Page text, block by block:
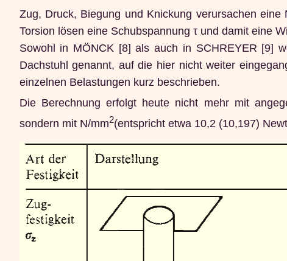
Zug, Druck, Biegung und Knickung verursachen
Torsion lösen eine Schubspannung τ und damit eine
Sowohl in MÖNCK [8] als auch in SCHREYER [9]
Dachstuhl genannt, auf die hier nicht weiter
einzelnen Belastungen kurz beschrieben.
Die Berechnung erfolgt heute nicht mehr mit
sondern mit N/mm2(entspricht etwa 10,2 (10,197)